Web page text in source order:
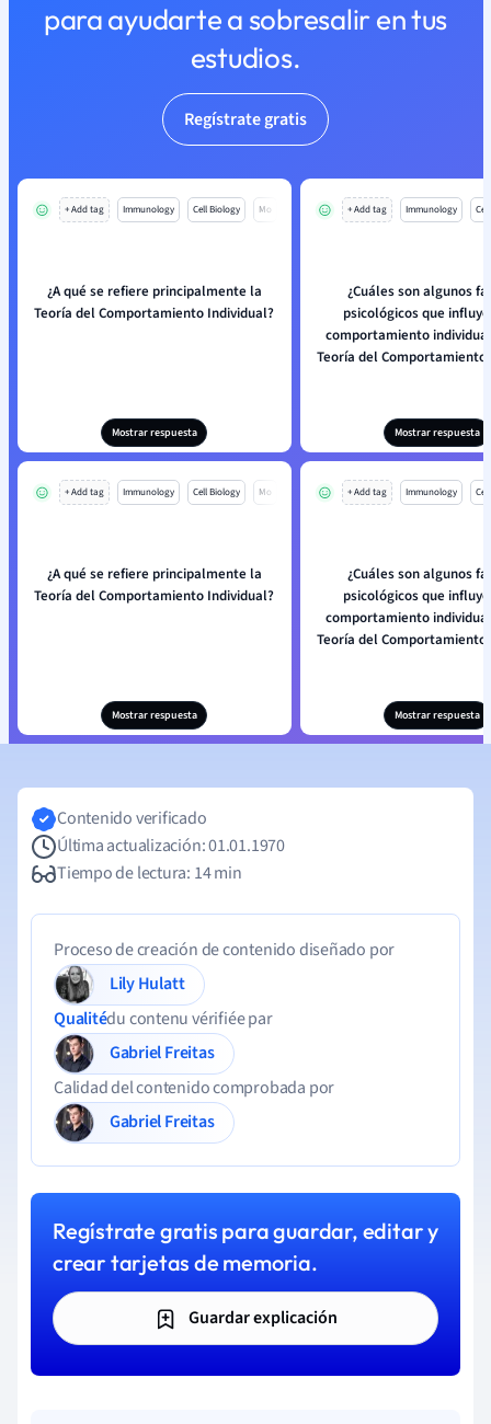
para ayudarte a sobresalir en tus
estudios.
Regístrate gratis
+ Add tag Immunology Cell Biology Mo
¿A qué se refiere principalmente la
Teoría del Comportamiento Individual?
Mostrar respuesta
+ Add tag Immunology
¿Cuáles son algunos
psicológicos que
comportamiento
Teoría del Comportamiento
Mostrar respuesta
+ Add tag Immunology Cell Biology Mo
¿A qué se refiere principalmente la
Teoría del Comportamiento Individual?
Mostrar respuesta
+ Add tag Immunology
¿Cuáles son algunos
psicológicos que
comportamiento
Teoría del Comportamiento
Mostrar respuesta
Contenido verificado
Última actualización: 01.01.1970
Tiempo de lectura: 14 min
Proceso de creación de contenido diseñado por
Lily Hulatt
Qualitédu contenu vérifiée par
Gabriel Freitas
Calidad del contenido comprobada por
Gabriel Freitas
Regístrate gratis para guardar, editar y
crear tarjetas de memoria.
Guardar explicación